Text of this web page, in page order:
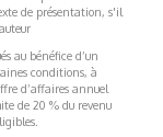
de présentation, s'il
au bénéfice d’un
conditions, à
d’affaires annuel
de 20 % du revenu